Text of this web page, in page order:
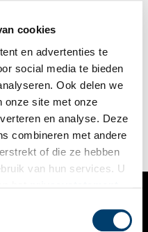
cookies
en advertenties te
social media te bieden
Ook delen we
onze site met onze
en analyse. Deze
combineren met andere
of die ze hebben
van hun services. U
drie forten die het
Daarnaast verdedigde
stroken. Het fort is
van de Stelling